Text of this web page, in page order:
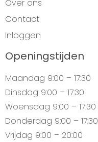
Over ons
Contact
Inloggen
Openingstijden
Maandag 9:00 – 17:30
Dinsdag 9:00 – 17:30
Woensdag 9:00 – 17:30
Donderdag 9:00 – 17:30
Vrijdag 9:00 – 20:00